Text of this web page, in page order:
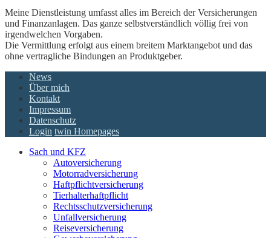
Meine Dienstleistung umfasst alles im Bereich der Versicherungen
und Finanzanlagen. Das ganze selbstverständlich völlig frei von
irgendwelchen Vorgaben.
Die Vermittlung erfolgt aus einem breitem Marktangebot und das
ohne vertragliche Bindungen an Produktgeber.
News
Über mich
Kontakt
Impressum
Datenschutz
Login twin Homepages
Sach und KFZ
Autoversicherung
Motorradversicherung
Haftpflichtversicherung
Tierhalterhaftpflicht
Rechtsschutzversicherung
Unfallversicherung
Reiseversicherung